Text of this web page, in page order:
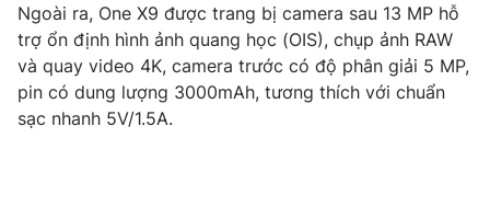
Chất lượng cuộc sống
Tuyển sinh
Học trực tuyến
Công nghệ
Hitech Công nghệ tương lai
Sản phẩm
Giao lưu trực tuyến
Ngoài ra, One X9 được trang bị camera sau 13 MP hỗ
trợ ổn định hình ảnh quang học (OIS), chụp ảnh RAW
và quay video 4K, camera trước có độ phân giải 5 MP,
pin có dung lượng 3000mAh, tương thích với chuẩn
sạc nhanh 5V/1.5A.